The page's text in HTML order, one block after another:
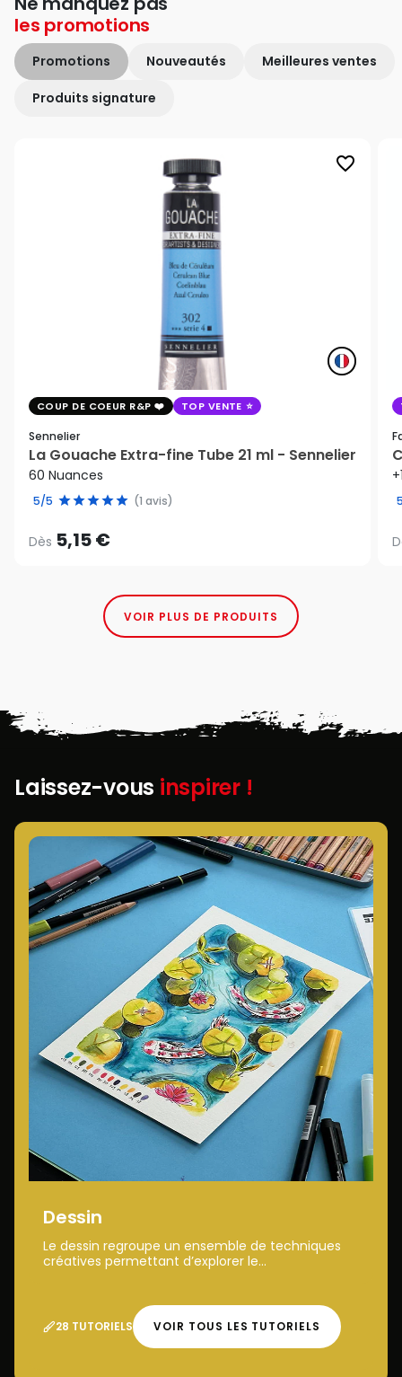
les promotions
Promotions Nouveautés Meilleures ventes
Produits signature
favorite_border
COUP DE COEUR R&P TOP VENTE
Sennelier
La Gouache Extra-fine Tube 21 ml - Sennelier
60 Nuances
5/5 (1 avis)
Dès 5,15 €
VOIR PLUS DE PRODUITS
Laissez-vous inspirer !
Dessin
Le dessin regroupe un ensemble de techniques
créatives permettant d’explorer le...
28 TUTORIELS VOIR TOUS LES TUTORIELS